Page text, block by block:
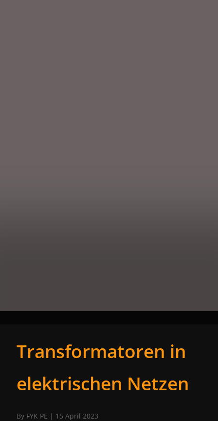
Transformatoren in
elektrischen Netzen
By FYK PE | 15 April 2023